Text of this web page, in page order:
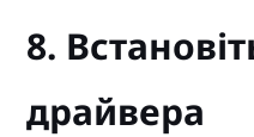
8.
драйвера